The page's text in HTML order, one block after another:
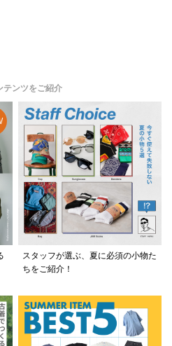
テンツをご紹介
スタッフが選ぶ、夏に必須の小物た
ちをご紹介！